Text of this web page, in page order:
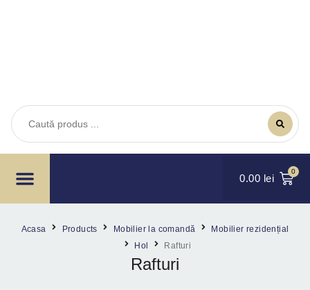
0.00 lei
0
Acasa Products Mobilier la comandă
Mobilier rezidențial
Hol
Rafturi
Rafturi